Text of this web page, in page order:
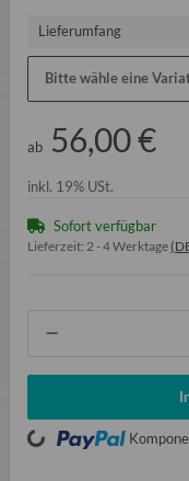
Lieferumfang
Bitte wähle eine
ab 56,00 €
inkl. 19% USt.
Sofort verfügbar
Lieferzeit: 2 - 4 Werktage